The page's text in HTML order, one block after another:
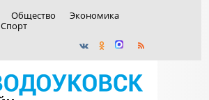
Общество
Экономика
Спорт